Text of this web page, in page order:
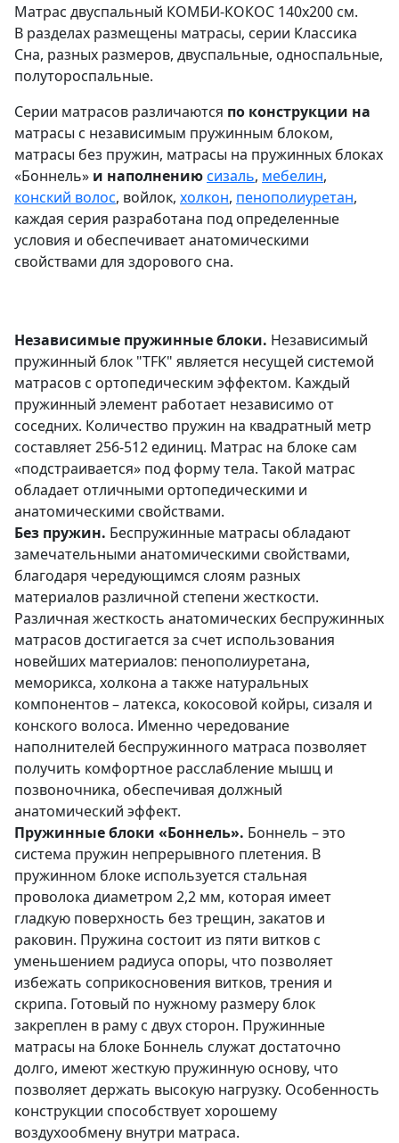
Матрас двуспальный КОМБИ-КОКОС 140х200 см.
В разделах размещены матрасы, серии Классика
Сна, разных размеров, двуспальные, односпальные,
полутороспальные.
Серии матрасов различаются по конструкции на
матрасы с независимым пружинным блоком,
матрасы без пружин, матрасы на пружинных блоках
«Боннель» и наполнениюсизаль, мебелин,
конский волос, войлок, холкон, пенополиуретан,
каждая серия разработана под определенные
условия и обеспечивает анатомическими
свойствами для здорового сна.
Независимые пружинные блоки. Независимый
пружинный блок "TFK" является несущей системой
матрасов с ортопедическим эффектом. Каждый
пружинный элемент работает независимо от
соседних. Количество пружин на квадратный метр
составляет 256-512 единиц. Матрас на блоке сам
«подстраивается» под форму тела. Такой матрас
обладает отличными ортопедическими и
анатомическими свойствами.
Без пружин. Беспружинные матрасы обладают
замечательными анатомическими свойствами,
благодаря чередующимся слоям разных
материалов различной степени жесткости.
Различная жесткость анатомических беспружинных
матрасов достигается за счет использования
новейших материалов: пенополиуретана,
меморикса, холкона а также натуральных
компонентов – латекса, кокосовой койры, сизаля и
конского волоса. Именно чередование
наполнителей беспружинного матраса позволяет
получить комфортное расслабление мышц и
позвоночника, обеспечивая должный
анатомический эффект.
Пружинные блоки «Боннель». Боннель – это
система пружин непрерывного плетения. В
пружинном блоке используется стальная
проволока диаметром 2,2 мм, которая имеет
гладкую поверхность без трещин, закатов и
раковин. Пружина состоит из пяти витков с
уменьшением радиуса опоры, что позволяет
избежать соприкосновения витков, трения и
скрипа. Готовый по нужному размеру блок
закреплен в раму с двух сторон. Пружинные
матрасы на блоке Боннель служат достаточно
долго, имеют жесткую пружинную основу, что
позволяет держать высокую нагрузку. Особенность
конструкции способствует хорошему
воздухообмену внутри матраса.